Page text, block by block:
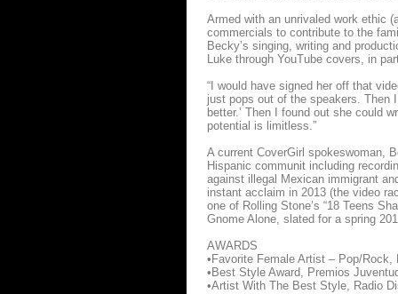
Armed with an unrivaled work ethic
commercials to contribute to the
Becky’s singing, writing and
Luke through YouTube covers, in
“I would have signed her off that
just pops out of the speakers. Then
better.’ Then I found out she could
potential is limitless.”
A current CoverGirl spokeswoman,
Hispanic communit including
against illegal Mexican immigrant
instant acclaim in 2013 (the video
one of Rolling Stone’s “18 Teens
Gnome Alone, slated for a spring
AWARDS
•Favorite Female Artist – Pop/
•Best Style Award, Premios
•Artist With The Best Style, Radio